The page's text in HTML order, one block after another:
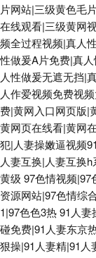
片网站|三级黄色毛
在线观看|三级黄网
频全过程视频|真人
性做爰A片免费|真
人性做爰无遮无挡|
人作爱视频免费视
费|黄网入口网页版|
黄网页在线看|黄网
犯|人妻操嫩逼视频
人妻互换|人妻互换
黄级 97色情视频|97
资源网站|97色情综
1|97色色3热91人妻
碰免费|91人妻东京
狠操|91人妻精|91人